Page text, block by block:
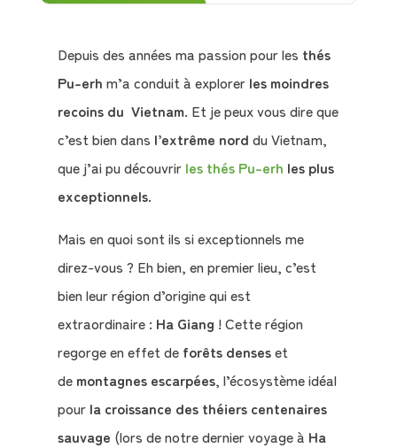
Depuis des années ma passion pour les thés
Pu-erh m’a conduit à explorer les moindres
recoins du Vietnam. Et je peux vous dire que
c’est bien dans l’extrême nord du Vietnam,
que j’ai pu découvrir les thés Pu-erh les plus
exceptionnels.
Mais en quoi sont ils si exceptionnels me
direz-vous ? Eh bien, en premier lieu, c’est
bien leur région d’origine qui est
extraordinaire : Ha Giang ! Cette région
regorge en effet de forêts denseset
de montagnes escarpées, l’écosystème idéal
pour la croissance des théiers centenaires
sauvage (lors de notre dernier voyage à Ha